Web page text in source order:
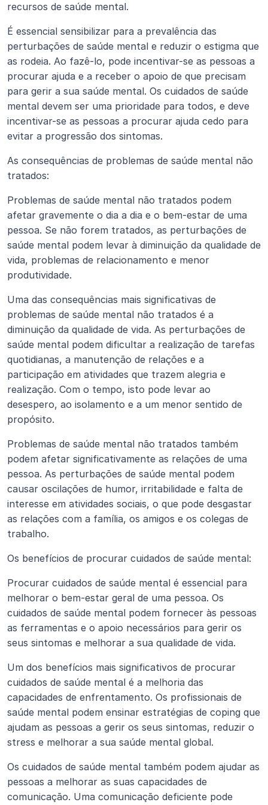
recursos de saúde mental.
É essencial sensibilizar para a prevalência das
perturbações de saúde mental e reduzir o estigma que
as rodeia. Ao fazê-lo, pode incentivar-se as pessoas a
procurar ajuda e a receber o apoio de que precisam
para gerir a sua saúde mental. Os cuidados de saúde
mental devem ser uma prioridade para todos, e deve
incentivar-se as pessoas a procurar ajuda cedo para
evitar a progressão dos sintomas.
As consequências de problemas de saúde mental não
tratados:
Problemas de saúde mental não tratados podem
afetar gravemente o dia a dia e o bem-estar de uma
pessoa. Se não forem tratados, as perturbações de
saúde mental podem levar à diminuição da qualidade de
vida, problemas de relacionamento e menor
produtividade.
Uma das consequências mais significativas de
problemas de saúde mental não tratados é a
diminuição da qualidade de vida. As perturbações de
saúde mental podem dificultar a realização de tarefas
quotidianas, a manutenção de relações e a
participação em atividades que trazem alegria e
realização. Com o tempo, isto pode levar ao
desespero, ao isolamento e a um menor sentido de
propósito.
Problemas de saúde mental não tratados também
podem afetar significativamente as relações de uma
pessoa. As perturbações de saúde mental podem
causar oscilações de humor, irritabilidade e falta de
interesse em atividades sociais, o que pode desgastar
as relações com a família, os amigos e os colegas de
trabalho.
Os benefícios de procurar cuidados de saúde mental:
Procurar cuidados de saúde mental é essencial para
melhorar o bem-estar geral de uma pessoa. Os
cuidados de saúde mental podem fornecer às pessoas
as ferramentas e o apoio necessários para gerir os
seus sintomas e melhorar a sua qualidade de vida.
Um dos benefícios mais significativos de procurar
cuidados de saúde mental é a melhoria das
capacidades de enfrentamento. Os profissionais de
saúde mental podem ensinar estratégias de coping que
ajudam as pessoas a gerir os seus sintomas, reduzir o
stress e melhorar a sua saúde mental global.
Os cuidados de saúde mental também podem ajudar as
pessoas a melhorar as suas capacidades de
comunicação. Uma comunicação deficiente pode